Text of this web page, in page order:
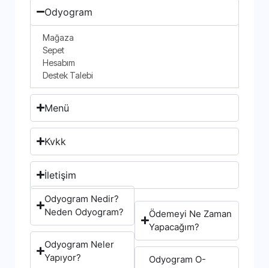
Odyogram
Mağaza
Sepet
Hesabım
Destek Talebi
Menü
Kvkk
İletişim
Odyogram Nedir?
Neden Odyogram?
Odyogram Neler
Yapıyor?
Ödemeyi Ne Zaman
Yapacağım?
Odyogram O-